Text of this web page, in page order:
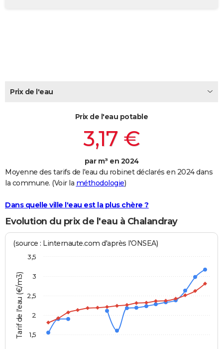
Carte de Noël
Carte Bonne année
Carte Saint-Valentin
Carte Pâques
Carte d'anniversaire
DICTIONNAIRE
FORUM
Prix de l'eau
Prix de l'eau potable
3,17 €
par m³ en 2024
Moyenne des tarifs de l'eau du robinet déclarés en 2024 dans
la commune. (Voir la méthodologie)
Dans quelle ville l'eau est la plus chère ?
Evolution du prix de l'eau à Chalandray
Tarif de l'eau (€/m3)
(source : Linternaute.com d'après l'ONSEA)
1,5
2
2,5
3
3,5